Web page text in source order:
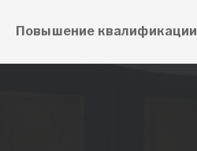
Повышение квалификации